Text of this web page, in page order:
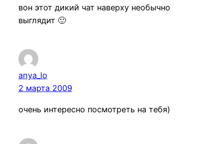
вон этот дикий чат наверху необычно
выглядит 🙂
anya_lo
2 марта 2009
очень интересно посмотреть на тебя)